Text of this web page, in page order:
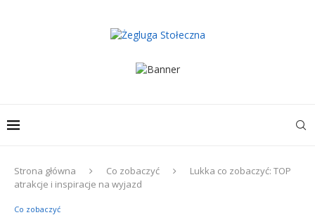
Strona główna Co zobaczyć
Lukka co zobaczyć: TOP
atrakcje i inspiracje na wyjazd
Co zobaczyć